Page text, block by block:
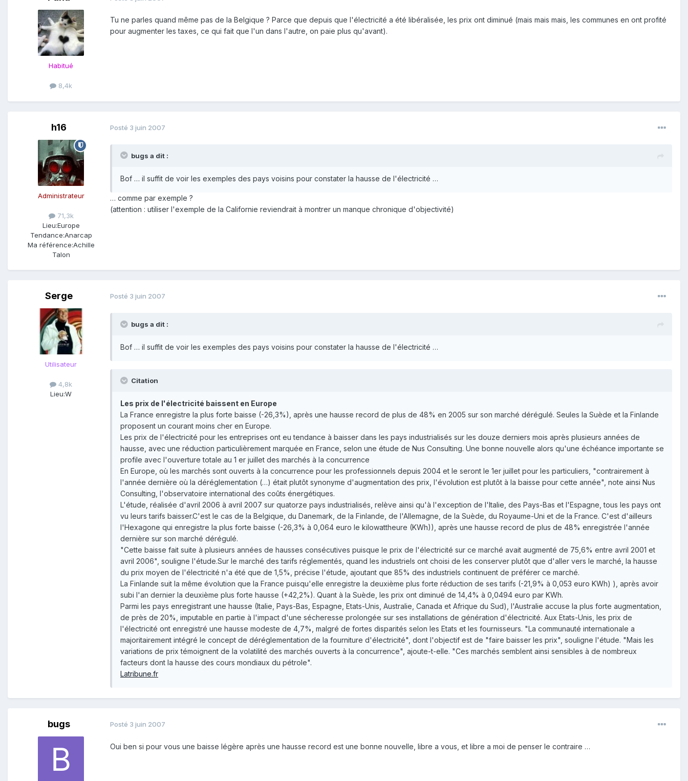
Habitué
8,4k
Tu ne parles quand même pas de la Belgique ? Parce que depuis que l'électricité a été libéralisée, les prix ont diminué (mais mais mais, les communes en ont profité
pour augmenter les taxes, ce qui fait que l'un dans l'autre, on paie plus qu'avant).
h16
Administrateur
71,3k
Lieu:Europe
Tendance:Anarcap
Ma référence:Achille
Talon
Posté 3 juin 2007
bugs a dit :
Bof … il suffit de voir les exemples des pays voisins pour constater la hausse de l'électricité …
… comme par exemple ?
(attention : utiliser l'exemple de la Californie reviendrait à montrer un manque chronique d'objectivité)
Serge
Utilisateur
4,8k
Lieu:W
Posté 3 juin 2007
bugs a dit :
Bof … il suffit de voir les exemples des pays voisins pour constater la hausse de l'électricité …
Citation
Les prix de l'électricité baissent en Europe
La France enregistre la plus forte baisse (-26,3%), après une hausse record de plus de 48% en 2005 sur son marché dérégulé. Seules la Suède et la Finlande
proposent un courant moins cher en Europe.
Les prix de l'électricité pour les entreprises ont eu tendance à baisser dans les pays industrialisés sur les douze derniers mois après plusieurs années de
hausse, avec une réduction particulièrement marquée en France, selon une étude de Nus Consulting. Une bonne nouvelle alors qu'une échéance importante se
profile avec l'ouverture totale au 1 er juillet des marchés à la concurrence
En Europe, où les marchés sont ouverts à la concurrence pour les professionnels depuis 2004 et le seront le 1er juillet pour les particuliers, "contrairement à
l'année dernière où la déréglementation (…) était plutôt synonyme d'augmentation des prix, l'évolution est plutôt à la baisse pour cette année", note ainsi Nus
Consulting, l'observatoire international des coûts énergétiques.
L'étude, réalisée d'avril 2006 à avril 2007 sur quatorze pays industrialisés, relève ainsi qu'à l'exception de l'Italie, des Pays-Bas et l'Espagne, tous les pays ont
vu leurs tarifs baisser.C'est le cas de la Belgique, du Danemark, de la Finlande, de l'Allemagne, de la Suède, du Royaume-Uni et de la France. C'est d'ailleurs
l'Hexagone qui enregistre la plus forte baisse (-26,3% à 0,064 euro le kilowattheure (KWh)), après une hausse record de plus de 48% enregistrée l'année
dernière sur son marché dérégulé.
"Cette baisse fait suite à plusieurs années de hausses consécutives puisque le prix de l'électricité sur ce marché avait augmenté de 75,6% entre avril 2001 et
avril 2006", souligne l'étude.Sur le marché des tarifs réglementés, quand les industriels ont choisi de les conserver plutôt que d'aller vers le marché, la hausse
du prix moyen de l'électricité n'a été que de 1,5%, précise l'étude, ajoutant que 85% des industriels continuent de préférer ce marché.
La Finlande suit la même évolution que la France puisqu'elle enregistre la deuxième plus forte réduction de ses tarifs (-21,9% à 0,053 euro KWh) ), après avoir
subi l'an dernier la deuxième plus forte hausse (+42,2%). Quant à la Suède, les prix ont diminué de 14,4% à 0,0494 euro par KWh.
Parmi les pays enregistrant une hausse (Italie, Pays-Bas, Espagne, Etats-Unis, Australie, Canada et Afrique du Sud), l'Australie accuse la plus forte augmentation,
de près de 20%, imputable en partie à l'impact d'une sécheresse prolongée sur ses installations de génération d'électricité. Aux Etats-Unis, les prix de
l'électricité ont enregistré une hausse modeste de 4,7%, malgré de fortes disparités selon les Etats et les fournisseurs. "La communauté internationale a
majoritairement intégré le concept de déréglementation de la fourniture d'électricité", dont l'objectif est de "faire baisser les prix", souligne l'étude. "Mais les
variations de prix témoignent de la volatilité des marchés ouverts à la concurrence", ajoute-t-elle. "Ces marchés semblent ainsi sensibles à de nombreux
facteurs dont la hausse des cours mondiaux du pétrole".
Latribune.fr
bugs Posté 3 juin 2007
Oui ben si pour vous une baisse légère après une hausse record est une bonne nouvelle, libre a vous, et libre a moi de penser le contraire …